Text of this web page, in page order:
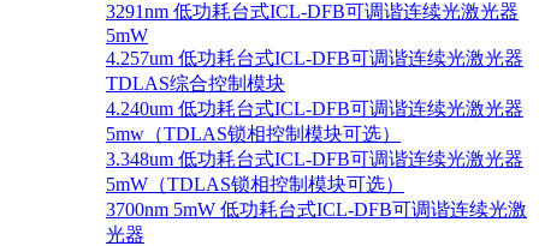
3291nm 低功耗台式ICL-DFB可调谐连续光激光器
5mW
4.257um 低功耗台式ICL-DFB可调谐连续光激光器
TDLAS综合控制模块
4.240um 低功耗台式ICL-DFB可调谐连续光激光器
5mw（TDLAS锁相控制模块可选）
3.348um 低功耗台式ICL-DFB可调谐连续光激光器
5mW（TDLAS锁相控制模块可选）
3700nm 5mW 低功耗台式ICL-DFB可调谐连续光激
光器